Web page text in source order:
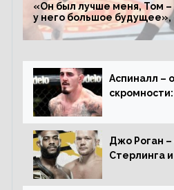
«Он был лучше меня, Том –
у него большое
Волков – о поражении
Аспиналл –
говорить
Джо Роган –
Стерлинга
решению,